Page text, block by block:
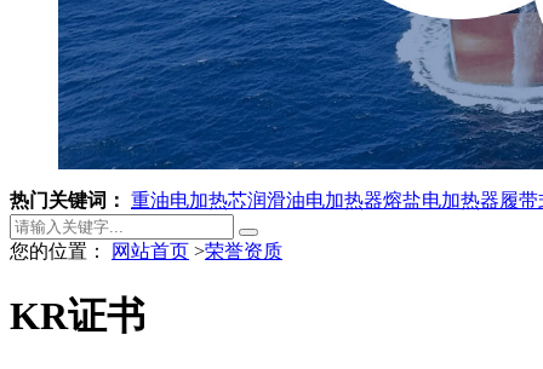
热门关键词： 重油电加热芯润滑油电加热器熔盐电加热器履
您的位置： 网站首页 >荣誉资质
KR证书